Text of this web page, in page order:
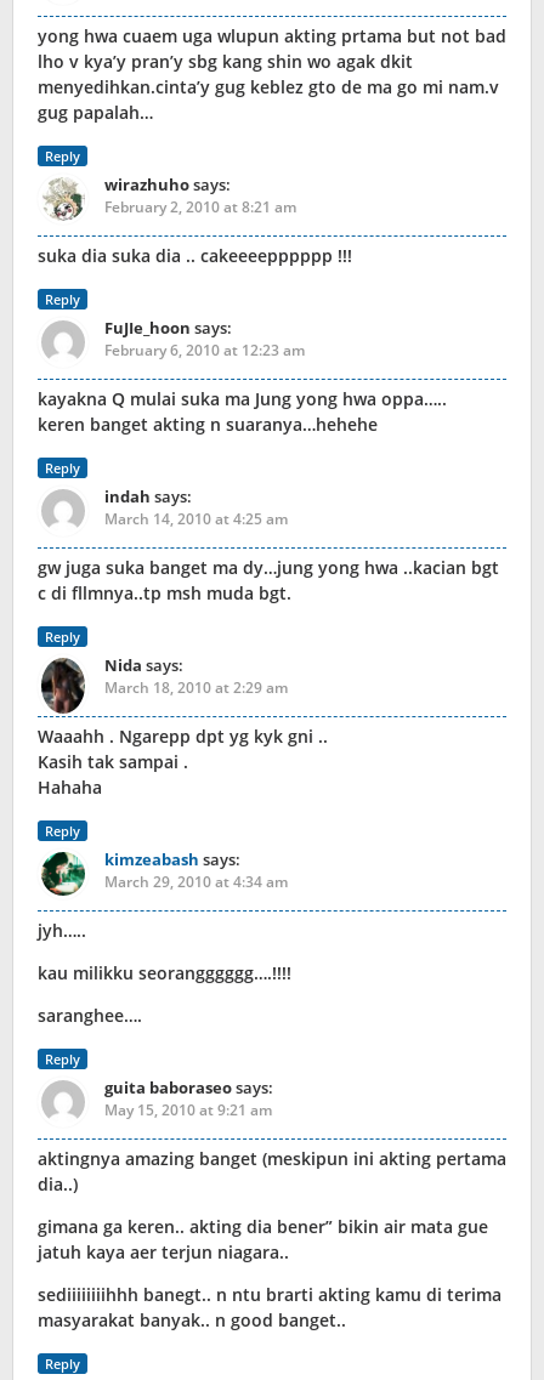
yong hwa cuaem uga wlupun akting prtama but not bad
lho v kya’y pran’y sbg kang shin wo agak dkit
menyedihkan.cinta’y gug keblez gto de ma go mi nam.v
gug papalah…
Reply
wirazhuhosays:
February 2, 2010 at 8:21 am
suka dia suka dia .. cakeeeepppppp !!!
Reply
FuJIe_hoon says:
February 6, 2010 at 12:23 am
kayakna Q mulai suka ma Jung yong hwa oppa…..
keren banget akting n suaranya…hehehe
Reply
indah says:
March 14, 2010 at 4:25 am
gw juga suka banget ma dy…jung yong hwa ..kacian bgt
c di fllmnya..tp msh muda bgt.
Reply
Nida says:
March 18, 2010 at 2:29 am
Waaahh . Ngarepp dpt yg kyk gni ..
Kasih tak sampai .
Hahaha
Reply
kimzeabash says:
March 29, 2010 at 4:34 am
jyh…..
kau milikku seorangggggg….!!!!
saranghee….
Reply
guita baboraseosays:
May 15, 2010 at 9:21 am
aktingnya amazing banget (meskipun ini akting pertama
dia..)
gimana ga keren.. akting dia bener” bikin air mata gue
jatuh kaya aer terjun niagara..
sediiiiiiiihhh banegt.. n ntu brarti akting kamu di terima
masyarakat banyak.. n good banget..
Reply